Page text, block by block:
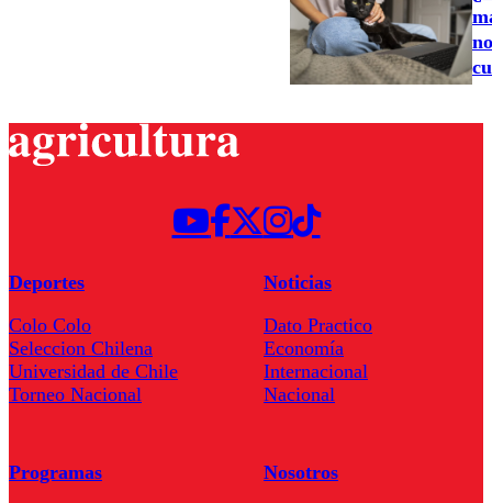
Deportes
Colo Colo
Seleccion Chilena
Universidad de Chile
Torneo Nacional
Noticias
Dato Practico
Economía
Internacional
Nacional
Programas
Nosotros